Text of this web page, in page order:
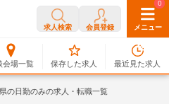
求人検索 会員登録 メニュー
会場一覧
0
保存した求人
0
最近見た求人
の日勤のみの求人・転職一覧